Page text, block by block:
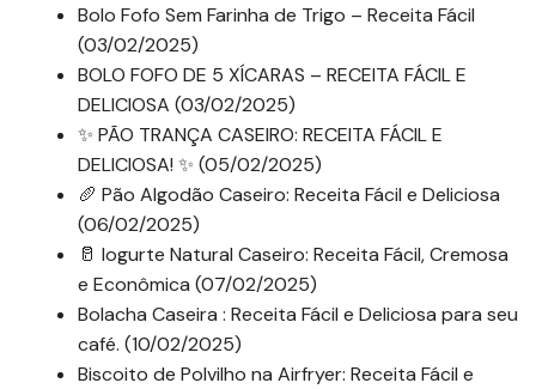
Bolo Fofo Sem Farinha de Trigo – Receita Fácil
(03/02/2025)
BOLO FOFO DE 5 XÍCARAS – RECEITA FÁCIL E
DELICIOSA (03/02/2025)
✨ PÃO TRANÇA CASEIRO: RECEITA FÁCIL E
DELICIOSA! ✨ (05/02/2025)
🥖 Pão Algodão Caseiro: Receita Fácil e Deliciosa
(06/02/2025)
🥛 Iogurte Natural Caseiro: Receita Fácil, Cremosa
e Econômica (07/02/2025)
Bolacha Caseira : Receita Fácil e Deliciosa para seu
café. (10/02/2025)
Biscoito de Polvilho na Airfryer: Receita Fácil e